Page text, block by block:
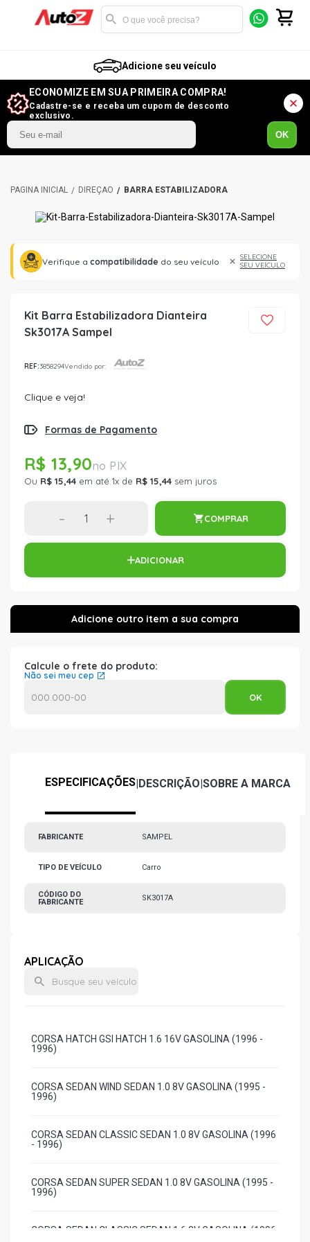
Adicione seu veículo
ECONOMIZE EM SUA PRIMEIRA COMPRA!
Cadastre-se e receba um cupom de desconto
exclusivo.
OK
DIREÇÃO BARRA ESTABILIZADORA
Verifique a compatibilidade do seu veículo
SELECIONE
SEU VEÍCULO
Kit Barra Estabilizadora Dianteira
Sk3017A Sampel
REF:3858294Vendido por:
Clique e veja!
Formas de Pagamento
R$ 13,90
Ou R$ 15,44 em até 1x de R$ 15,44 sem juros
- + COMPRAR
ADICIONAR
Calcule o frete do produto:
Não sei meu cep
ESPECIFICAÇÕES|DESCRIÇÃO|SOBRE A MARCA
FABRICANTE SAMPEL
TIPO DE VEÍCULO Carro
CÓDIGO DO
FABRICANTE
SK3017A
APLICAÇÃO
CORSA HATCH GSI HATCH 1.6 16V GASOLINA (1996 -
1996)
CORSA SEDAN WIND SEDAN 1.0 8V GASOLINA (1995 -
1996)
CORSA SEDAN CLASSIC SEDAN 1.0 8V GASOLINA (1996
- 1996)
CORSA SEDAN SUPER SEDAN 1.0 8V GASOLINA (1995 -
1996)
CORSA SEDAN CLASSIC SEDAN 1.6 8V GASOLINA (1996